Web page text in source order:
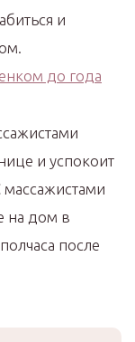
и
и успокоит
на дом в
после